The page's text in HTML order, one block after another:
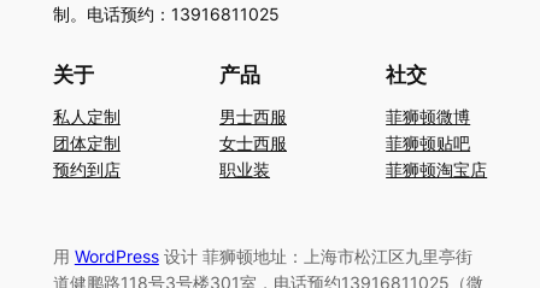
制。电话预约：13916811025
关于
私人定制
团体定制
预约到店
产品
男士西服
女士西服
职业装
社交
菲狮顿微博
菲狮顿贴吧
菲狮顿淘宝店
用 WordPress设计 菲狮顿地址：上海市松江区九里亭街
道健鹏路118号3号楼301室，电话预约13916811025（微